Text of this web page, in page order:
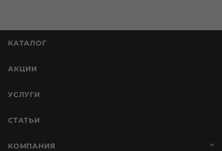
КАТАЛОГ
АКЦИИ
УСЛУГИ
СТАТЬИ
КОМПАНИЯ